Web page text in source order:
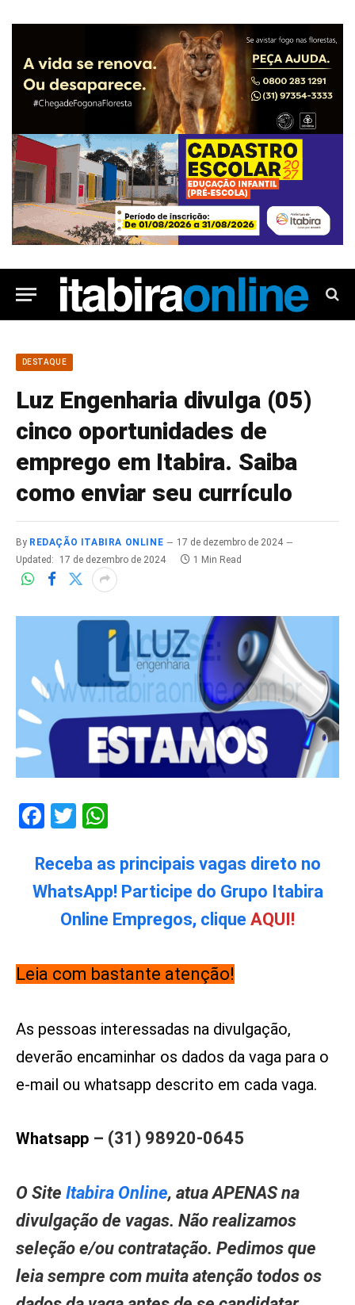
DESTAQUE
Luz Engenharia divulga (05)
cinco oportunidades de
emprego em Itabira. Saiba
como enviar seu currículo
By REDAÇÃO ITABIRA ONLINE
17 de dezembro de 2024
Updated:
17 de dezembro de 2024 1 Min Read
Facebook
Twitter
Receba as principais vagas direto no
WhatsApp! Participe do Grupo Itabira
Online Empregos, clique AQUI!
Leia com bastante atenção!
As pessoas interessadas na divulgação,
deverão encaminhar os dados da vaga para o
e-mail ou whatsapp descrito em cada vaga.
Whatsapp – (31) 98920-0645
O Site Itabira Online, atua APENAS na
divulgação de vagas. Não realizamos
seleção e/ou contratação. Pedimos que
leia sempre com muita atenção todos os